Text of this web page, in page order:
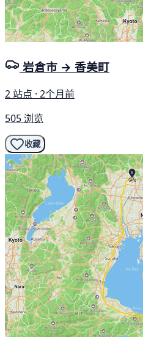
岩倉市 → 香美町
2 站点 · 2个月前
505 浏览
收藏